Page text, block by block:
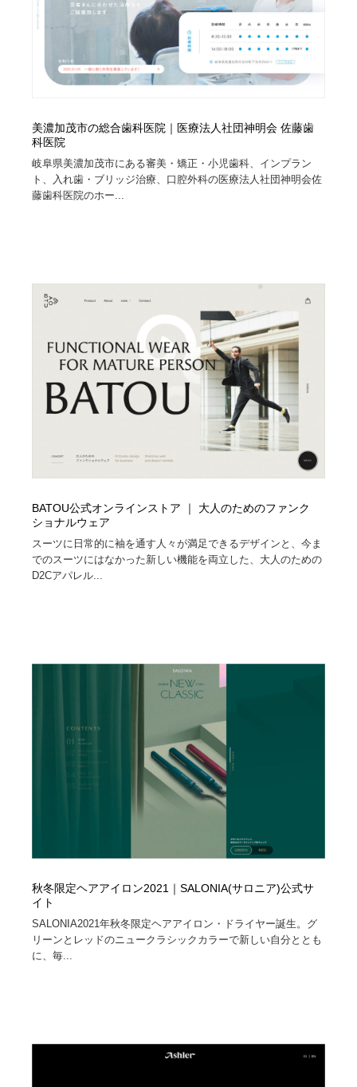
美濃加茂市の総合歯科医院｜医療法人社団神明会 佐藤歯
科医院
岐阜県美濃加茂市にある審美・矯正・小児歯科、インプラン
ト、入れ歯・ブリッジ治療、口腔外科の医療法人社団神明会佐
藤歯科医院のホー...
BATOU公式オンラインストア ｜ 大人のためのファンク
ショナルウェア
スーツに日常的に袖を通す人々が満足できるデザインと、今ま
でのスーツにはなかった新しい機能を両立した、大人のための
D2Cアパレル...
秋冬限定ヘアアイロン2021｜SALONIA(サロニア)公式サ
イト
SALONIA2021年秋冬限定ヘアアイロン・ドライヤー誕生。グ
リーンとレッドのニュークラシックカラーで新しい自分ととも
に、毎...